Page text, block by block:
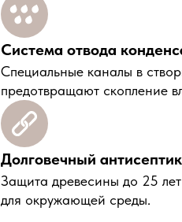
Система отвода
Специальные каналы в
предотвращают скопление
Долговечный антисептик
Защита древесины до 25
для окружающей среды.